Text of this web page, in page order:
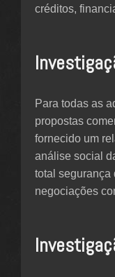
créditos,
Para todas as
propostas
fornecido um
análise social
total segurança
negociações